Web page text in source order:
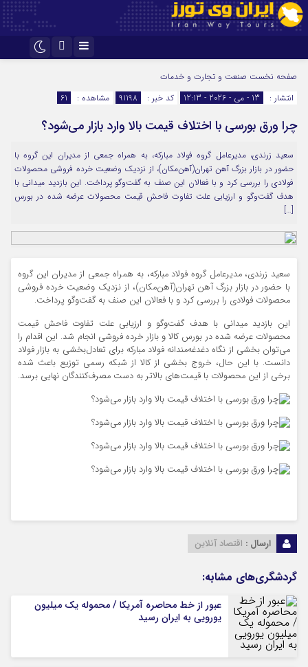
اینستاگرام
صفحه نخست صنعت و تجارت و خدمات
انتشار :
13 - می - 2026 - 12:13 کد خبر : 91198 مشاهده : 61
چرا ورق بورسی با اختلاف قیمت بالا وارد بازار می‌شود؟
سعید زرندی، مدیرعامل گروه فولاد مبارکه، به همراه جمعی از مدیران این گروه با
حضور در بازار بزرگ آهن تهران(آهن‌مکان)، از نزدیک وضعیت خرده فروشی محصولات
فولادی را بررسی کرد و با فعالان این صنف به گفت‌وگو پرداخت. این بازدید میدانی با
هدف گفت‌وگو و ارزیابی علت تفاوت فاحش قیمت محصولات عرضه شده در بورس
[…]
سعید زرندی، مدیرعامل گروه فولاد مبارکه، به همراه جمعی از مدیران این گروه
با حضور در بازار بزرگ آهن تهران(آهن‌مکان)، از نزدیک وضعیت خرده فروشی
محصولات فولادی را بررسی کرد و با فعالان این صنف به گفت‌وگو پرداخت.
این بازدید میدانی با هدف گفت‌وگو و ارزیابی علت تفاوت فاحش قیمت
محصولات عرضه شده در بورس کالا و بازار خرده فروشی انجام شد. این اقدام را
می‌توان بخشی از نگاه دغدغه‌مندانه فولاد مبارکه برای تعادل‌بخشی به بازار فولاد
دانست. با این حال، خروج بخشی از کالا از شبکه رسمی توزیع باعث شده
برخی از این محصولات با قیمت‌های بالاتر به دست مصرف‌کنندگان نهایی برسد.
ارسال : اقتصاد آنلاین
گردشگری‌های مشابه:
عبور از خط محاصره آمریکا / محموله یک میلیون
یورویی به ایران رسید